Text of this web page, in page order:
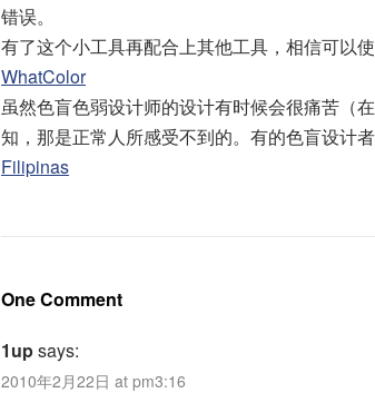
错误。
有了这个小工具再配合上其他工具，相信可以
WhatColor
虽然色盲色弱设计师的设计有时候会很痛苦（
知，那是正常人所感受不到的。有的色盲设计
Filipinas
One Comment
1upsays:
2010年2月22日 at pm3:16